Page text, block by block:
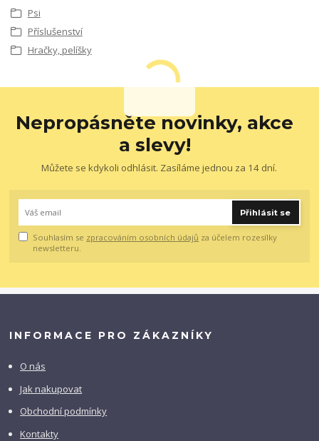
Psi
Příslušenství
Hračky, pelíšky
Nepropásněte novinky, akce
a slevy!
Můžete se kdykoli odhlásit. Zasíláme jednou za 14 dní.
Přihlásit se
Souhlasím se zpracováním osobních údajů za účelem rozesílky
newsletteru.
INFORMACE PRO ZÁKAZNÍKY
O nás
Jak nakupovat
Obchodní podmínky
Kontakty